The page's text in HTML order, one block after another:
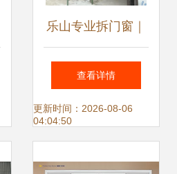
乐山专业拆门窗｜
五洲汉唐门市拆
除，预祝装修顺
查看详情
更新时间：2026-08-06
04:04:50